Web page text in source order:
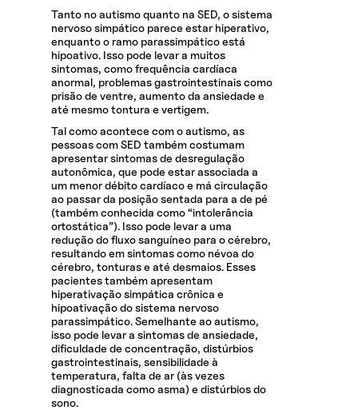
Tanto no autismo quanto na SED, o sistema
nervoso simpático parece estar hiperativo,
enquanto o ramo parassimpático está
hipoativo. Isso pode levar a muitos
sintomas, como frequência cardíaca
anormal, problemas gastrointestinais como
prisão de ventre, aumento da ansiedade e
até mesmo tontura e vertigem.
Tal como acontece com o autismo, as
pessoas com SED também costumam
apresentar sintomas de desregulação
autonômica, que pode estar associada a
um menor débito cardíaco e má circulação
ao passar da posição sentada para a de pé
(também conhecida como “intolerância
ortostática”). Isso pode levar a uma
redução do fluxo sanguíneo para o cérebro,
resultando em sintomas como névoa do
cérebro, tonturas e até desmaios. Esses
pacientes também apresentam
hiperativação simpática crônica e
hipoativação do sistema nervoso
parassimpático. Semelhante ao autismo,
isso pode levar a sintomas de ansiedade,
dificuldade de concentração, distúrbios
gastrointestinais, sensibilidade à
temperatura, falta de ar (às vezes
diagnosticada como asma) e distúrbios do
sono.